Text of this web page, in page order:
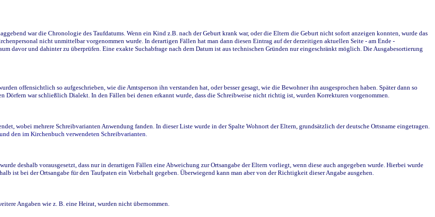
war die Chronologie des Taufdatums. Wenn ein Kind z.B. nach der Geburt krank war, oder die Eltern die Geburt nicht sofort anzeigen konnten, wurde das
nicht unmittelbar vorgenommen wurde. In derartigen Fällen hat man dann diesen Eintrag auf der derzeitigen aktuellen Seite - am Ende -
davor und dahinter zu überprüfen. Eine exakte Suchabfrage nach dem Datum ist aus technischen Gründen nur eingeschränkt möglich. Die Ausgabesortierung
offensichtlich so aufgeschrieben, wie die Amtsperson ihn verstanden hat, oder besser gesagt, wie die Bewohner ihn ausgesprochen haben. Später dann so
Dörfern war schließlich Dialekt. In den Fällen bei denen erkannt wurde, dass die Schreibweise nicht richtig ist, wurden Korrekturen vorgenommen.
wobei mehrere Schreibvarianten Anwendung fanden. In dieser Liste wurde in der Spalte Wohnort der Eltern, grundsätzlich der deutsche Ortsname eingetragen.
den im Kirchenbuch verwendeten Schreibvarianten.
deshalb vorausgesetzt, dass nur in derartigen Fällen eine Abweichung zur Ortsangabe der Eltern vorliegt, wenn diese auch angegeben wurde. Hierbei wurde
ist bei der Ortsangabe für den Taufpaten ein Vorbehalt gegeben. Überwiegend kann man aber von der Richtigkeit dieser Angabe ausgehen.
Angaben wie z. B. eine Heirat, wurden nicht übernommen.